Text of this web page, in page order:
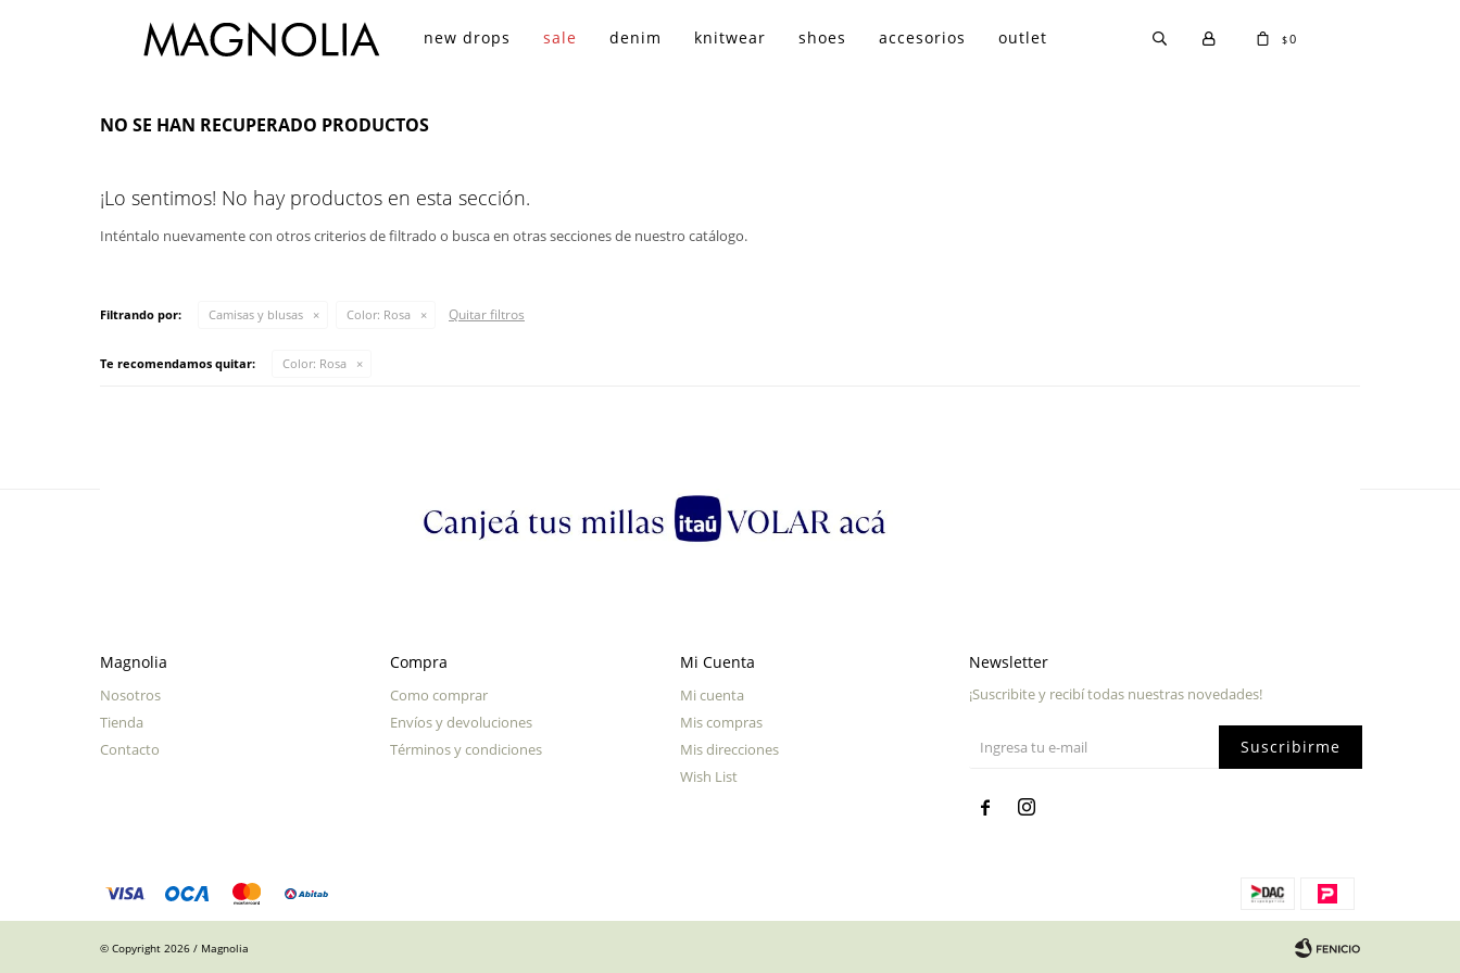
new drops sale denim knitwear shoes accesorios outlet $0
NO SE HAN RECUPERADO PRODUCTOS
¡Lo sentimos! No hay productos en esta sección.
Inténtalo nuevamente con otros criterios de filtrado o busca en otras secciones de nuestro catálogo.
Filtrando por: Camisas y blusas Color: Rosa Quitar filtros
Te recomendamos quitar: Color: Rosa
Magnolia
Nosotros
Tienda
Contacto
Compra
Como comprar
Envíos y devoluciones
Términos y condiciones
Mi Cuenta
Mi cuenta
Mis compras
Mis direcciones
Wish List
Newsletter
¡Suscribite y recibí todas nuestras novedades!
Suscribirme
 
© Copyright 2026 / Magnolia